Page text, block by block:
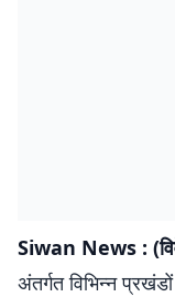
Siwan News :
अंतर्गत विभिन्न